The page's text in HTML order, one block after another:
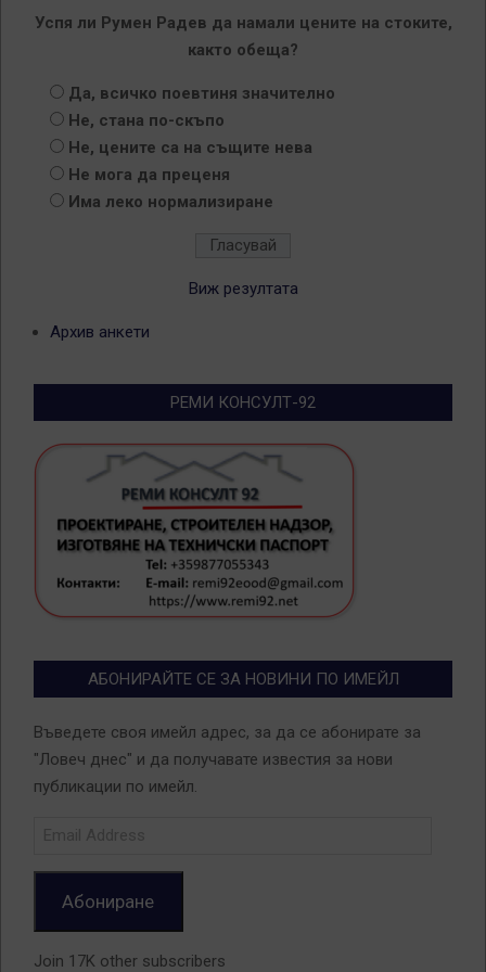
Успя ли Румен Радев да намали цените на стоките,
както обеща?
Да, всичко поевтиня значително
Не, стана по-скъпо
Не, цените са на същите нева
Не мога да преценя
Има леко нормализиране
Виж резултата
Архив анкети
РЕМИ КОНСУЛТ-92
АБОНИРАЙТЕ СЕ ЗА НОВИНИ ПО ИМЕЙЛ
Въведете своя имейл адрес, за да се абонирате за
"Ловеч днес" и да получавате известия за нови
публикации по имейл.
Абониране
Join 17K other subscribers